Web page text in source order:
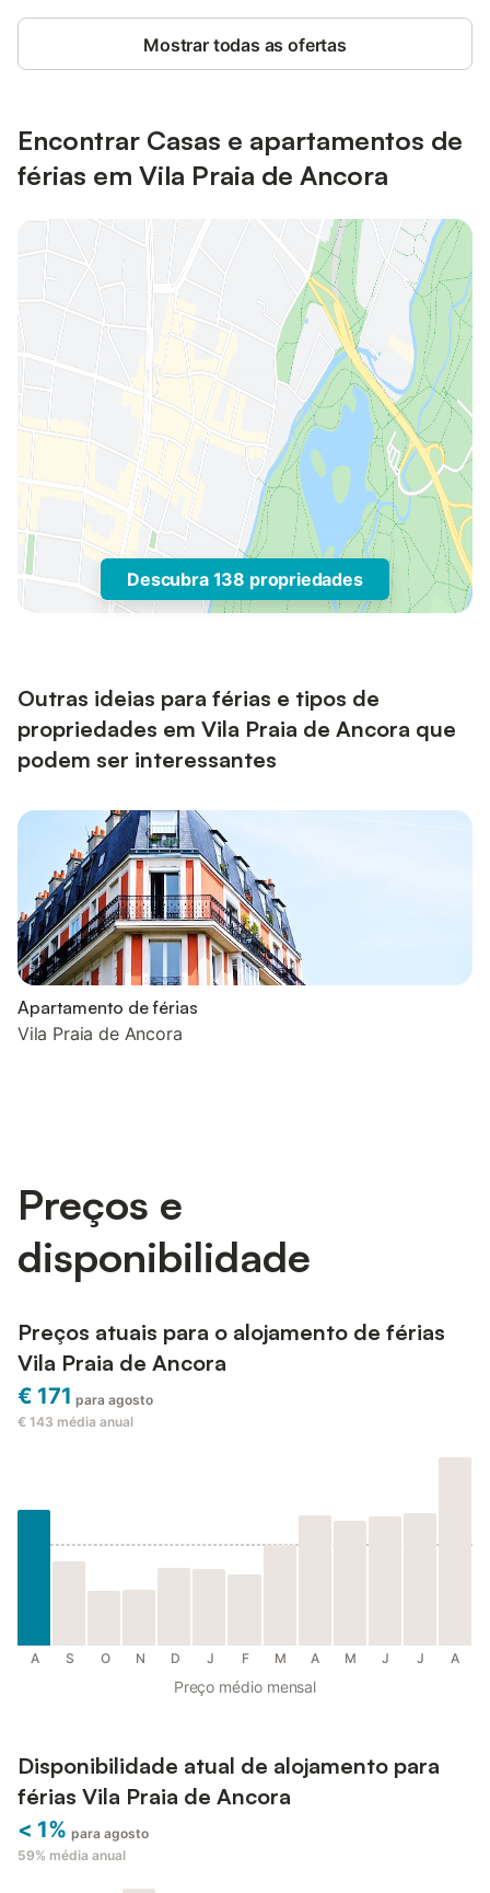
Mostrar todas as ofertas
Encontrar Casas e apartamentos de
férias em Vila Praia de Ancora
Descubra 138 propriedades
Outras ideias para férias e tipos de
propriedades em Vila Praia de Ancora que
podem ser interessantes
Apartamento de férias
Vila Praia de Ancora
Preços e
disponibilidade
Preços atuais para o alojamento de férias
Vila Praia de Ancora
€ 171 para agosto
€ 143 média anual
A S O N D J F M A M J J A
Preço médio mensal
Disponibilidade atual de alojamento para
férias Vila Praia de Ancora
< 1% para agosto
59% média anual